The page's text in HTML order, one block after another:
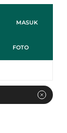
MASUK
FOTO